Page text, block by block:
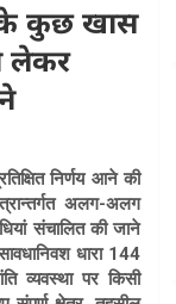
के कुछ खास
लेकर
निर्णय आने की
अलग-अलग
संचालित की जाने
धारा 144
व्यवस्था पर किसी